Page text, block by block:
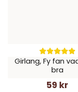
Girlang, Fy fan
bra
59 kr